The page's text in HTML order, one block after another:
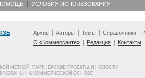
УСЛОВИЯ ИСПОЛЬЗОВАНИЯ
Архив Авторы Темы Справочники
О «Коммерсанте»
Редакция Контакты
МЕТКОЙ, ПАРТНЕРСКИЕ ПРОЕКТЫ И НОВОСТИ
НА КОММЕРЧЕСКОЙ ОСНОВЕ